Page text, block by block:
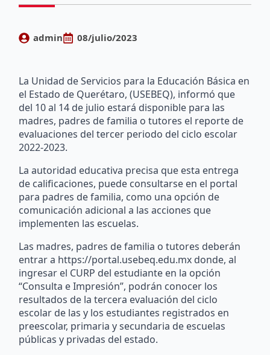
admin 08/julio/2023
La Unidad de Servicios para la Educación Básica en
el Estado de Querétaro, (USEBEQ), informó que
del 10 al 14 de julio estará disponible para las
madres, padres de familia o tutores el reporte de
evaluaciones del tercer periodo del ciclo escolar
2022-2023.
La autoridad educativa precisa que esta entrega
de calificaciones, puede consultarse en el portal
para padres de familia, como una opción de
comunicación adicional a las acciones que
implementen las escuelas.
Las madres, padres de familia o tutores deberán
entrar a https://portal.usebeq.edu.mx donde, al
ingresar el CURP del estudiante en la opción
“Consulta e Impresión”, podrán conocer los
resultados de la tercera evaluación del ciclo
escolar de las y los estudiantes registrados en
preescolar, primaria y secundaria de escuelas
públicas y privadas del estado.